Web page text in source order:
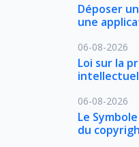
Déposer
une
06-08-2026
Loi sur la
06-08-2026
Le
du